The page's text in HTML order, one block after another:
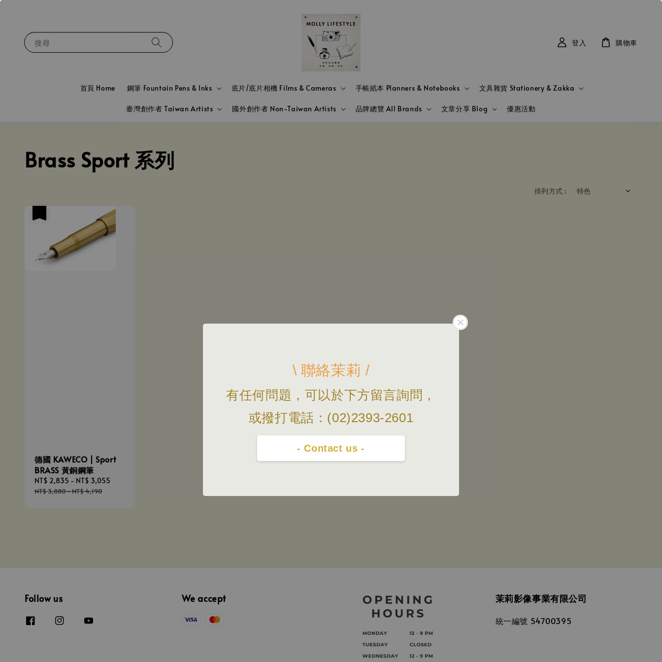
\ 聯絡茉莉 /
有任何問題，可以於下方留言詢問，
或撥打電話：(02)2393-2601
- Contact us -
搜尋
首頁 Home 鋼筆 Fountain Pens & Inks 底片/底片相機 Films & Cameras 手帳紙本 Planners & Notebooks 文具雜貨 Stationery & Zakka
臺灣創作者 Taiwan Artists 國外創作者 Non-Taiwan Artists 品牌總覽 All Brands 文章分享 Blog 優惠活動
登入 購物車
Brass Sport 系列
排列方式 :
德國 KAWECO | Sport
BRASS 黃銅鋼筆
Sale
price
NT$ 2,835 - NT$ 3,055
NT$ 3,880-NT$ 4,190
Follow us We accept 茉莉影像事業有限公司
統一編號 54700395